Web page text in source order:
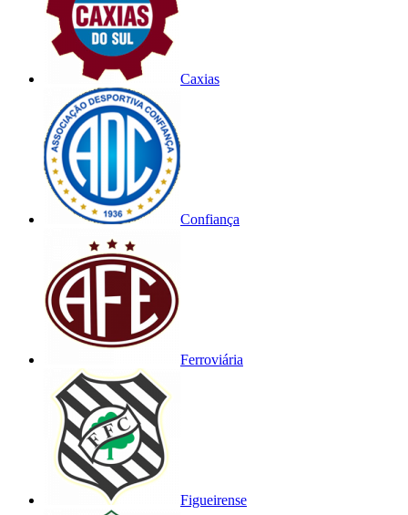
Caxias
Confiança
Ferroviária
Figueirense